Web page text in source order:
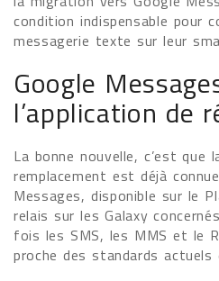
condition indispensable pour
messagerie texte sur leur
Google
l’application de
La bonne nouvelle, c’est que
remplacement est déjà
Messages, disponible sur le
relais sur les Galaxy
fois les SMS, les MMS et le
proche des standards actuels